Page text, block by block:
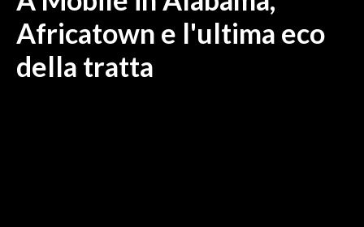
ITALIA
MONDO
Africatown e l'ultima eco
della tratta